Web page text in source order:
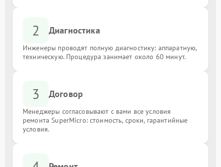
2 Диагностика
Инженеры проводят полную диагностику: аппаратную,
техническую. Процедура занимает около 60 минут.
3 Договор
Менеджеры согласовывают с вами все условия
ремонта SuperMicro: стоимость, сроки, гарантийные
условия.